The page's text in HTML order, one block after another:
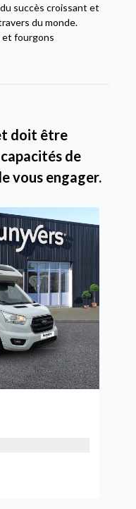
succès croissant et
du monde.
et fourgons
doit être
de
vous engager.